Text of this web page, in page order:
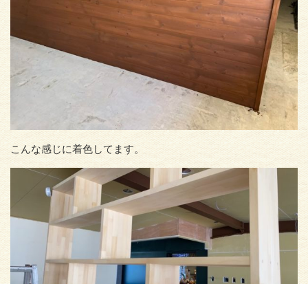
こんな感じに着色してます。